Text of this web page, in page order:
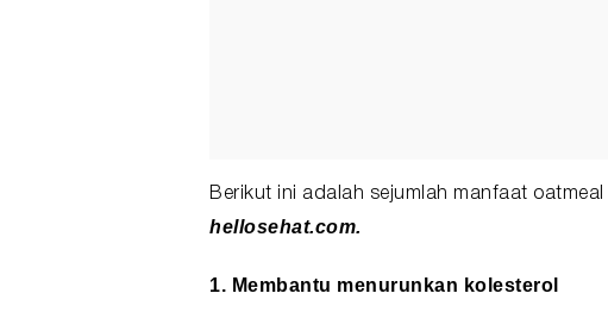
Berikut ini adalah sejumlah manfaat
hellosehat.com.
1. Membantu menurunkan kolesterol